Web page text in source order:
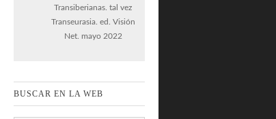
Transiberianas. tal vez
Transeurasia. ed. Visión
Net. mayo 2022
BUSCAR EN LA WEB